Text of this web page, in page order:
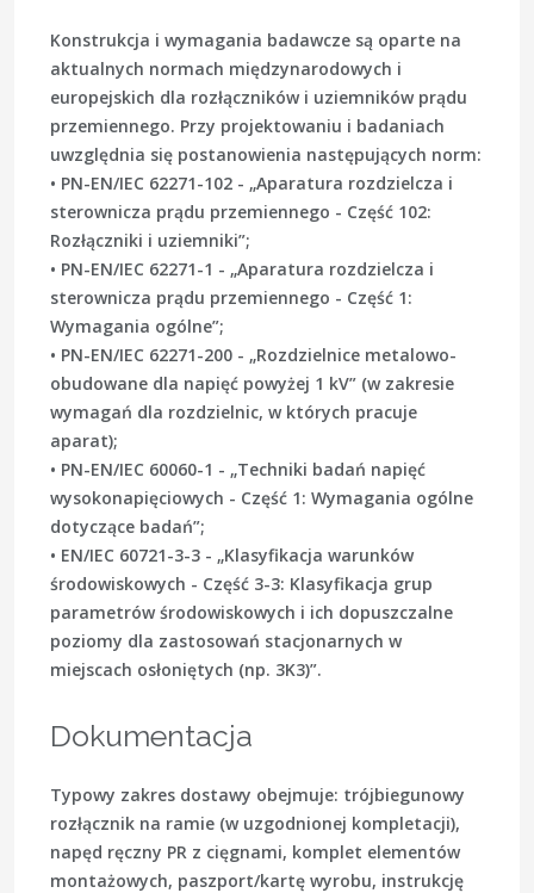
Konstrukcja i wymagania badawcze są oparte na
aktualnych normach międzynarodowych i
europejskich dla rozłączników i uziemników prądu
przemiennego. Przy projektowaniu i badaniach
uwzględnia się postanowienia następujących norm:
• PN-EN/IEC 62271-102 - „Aparatura rozdzielcza i
sterownicza prądu przemiennego - Część 102:
Rozłączniki i uziemniki”;
• PN-EN/IEC 62271-1 - „Aparatura rozdzielcza i
sterownicza prądu przemiennego - Część 1:
Wymagania ogólne”;
• PN-EN/IEC 62271-200 - „Rozdzielnice metalowo-
obudowane dla napięć powyżej 1 kV” (w zakresie
wymagań dla rozdzielnic, w których pracuje
aparat);
• PN-EN/IEC 60060-1 - „Techniki badań napięć
wysokonapięciowych - Część 1: Wymagania ogólne
dotyczące badań”;
• EN/IEC 60721-3-3 - „Klasyfikacja warunków
środowiskowych - Część 3-3: Klasyfikacja grup
parametrów środowiskowych i ich dopuszczalne
poziomy dla zastosowań stacjonarnych w
miejscach osłoniętych (np. 3K3)”.
Dokumentacja
Typowy zakres dostawy obejmuje: trójbiegunowy
rozłącznik na ramie (w uzgodnionej kompletacji),
napęd ręczny PR z cięgnami, komplet elementów
montażowych, paszport/kartę wyrobu, instrukcję